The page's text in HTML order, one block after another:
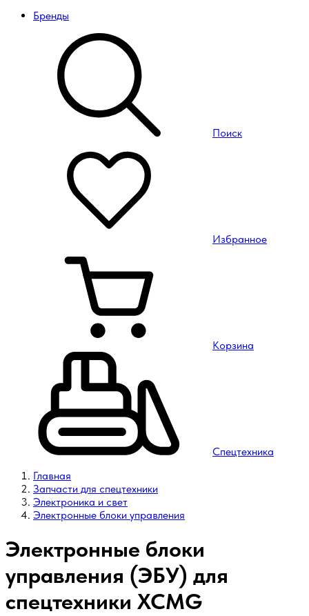
Бренды
Поиск
Избранное
Корзина
Спецтехника
Главная
Запчасти для спецтехники
Электроника и свет
Электронные блоки управления
Электронные блоки
управления (ЭБУ) для
спецтехники XCMG